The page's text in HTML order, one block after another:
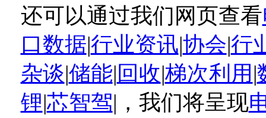
还可以通过我们网页查看
口数据|行业资讯|协会|行
杂谈|储能|回收|梯次利用|
锂|芯智驾|，我们将呈现